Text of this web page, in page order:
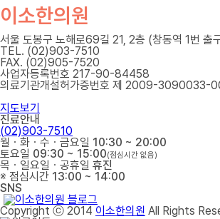
이소한의원
서울 도봉구 노해로69길 21, 2층 (창동역 1번 출
TEL. (02)903-7510
FAX. (02)905-7520
사업자등록번호 217-90-84458
의료기관개설허가증번호 제 2009-3090033-
지도보기
진료안내
(02)903-7510
월ㆍ화ㆍ수ㆍ금요일 10:30 ~ 20:00
토요일 09:30 ~ 15:00(점심시간 없음)
목ㆍ일요일ㆍ공휴일 휴진
※ 점심시간 13:00 ~ 14:00
SNS
Copyright ⓒ 2014 이소한의원 All Rights